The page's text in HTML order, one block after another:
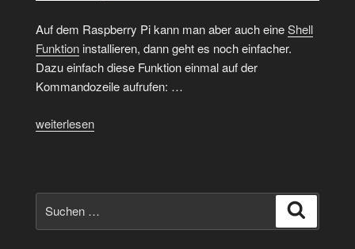
Auf dem Raspberry Pi kann man aber auch eineShell
Funktion installieren, dann geht es noch einfacher.
Dazu einfach diese Funktion einmal auf der
Kommandozeile aufrufen: …
„.gitignore
weiterlesen
nach: